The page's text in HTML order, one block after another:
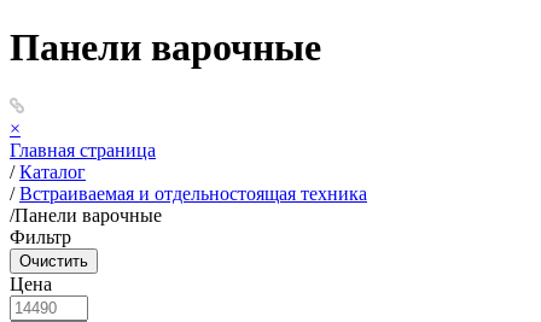
Панели варочные
×
Главная страница
/ Каталог
/ Встраиваемая и отдельностоящая техника
/Панели варочные
Фильтр
Цена